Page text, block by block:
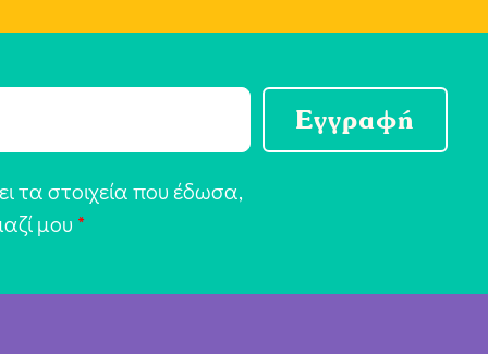
τα στοιχεία που έδωσα,
μου *
Εγγραφή